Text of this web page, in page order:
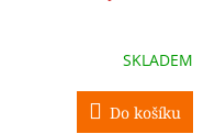
SKLADEM
Do košíku